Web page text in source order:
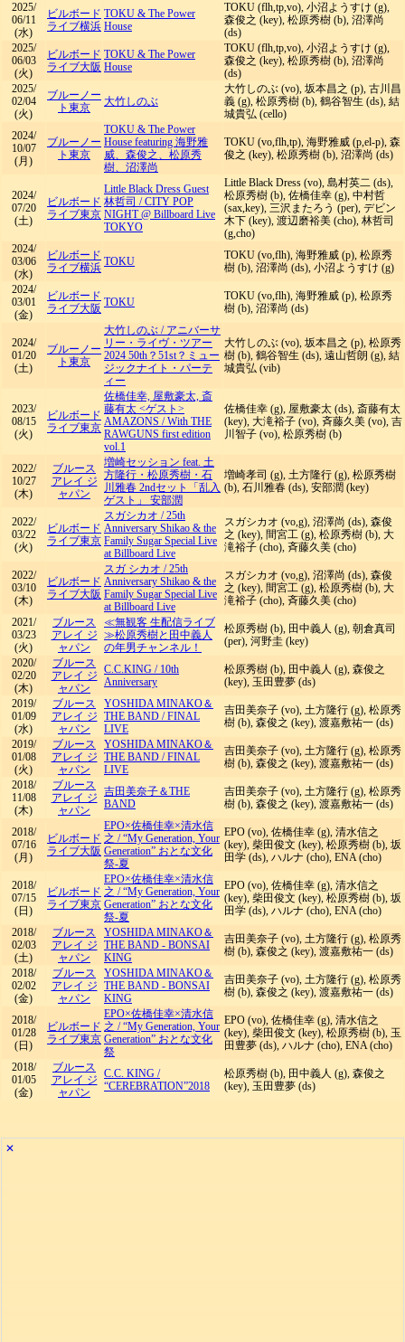
2025/
06/11
(水)
ビルボード
ライブ横浜
TOKU & The Power
House
TOKU (flh,tp,vo), 小沼ようすけ (g),
森俊之 (key), 松原秀樹 (b), 沼澤尚
(ds)
2025/
06/03
(火)
ビルボード
ライブ大阪
TOKU & The Power
House
TOKU (flh,tp,vo), 小沼ようすけ (g),
森俊之 (key), 松原秀樹 (b), 沼澤尚
(ds)
2025/
02/04
(火)
ブルーノー
ト東京
大竹しのぶ
大竹しのぶ (vo), 坂本昌之 (p), 古川昌
義 (g), 松原秀樹 (b), 鶴谷智生 (ds), 結
城貴弘 (cello)
2024/
10/07
(月)
ブルーノー
ト東京
TOKU & The Power
House featuring 海野雅
威、森俊之、松原秀
樹、沼澤尚
TOKU (vo,flh,tp), 海野雅威 (p,el-p), 森
俊之 (key), 松原秀樹 (b), 沼澤尚 (ds)
2024/
07/20
(土)
ビルボード
ライブ東京
Little Black Dress Guest
林哲司 /CITY POP
NIGHT @ Billboard Live
TOKYO
Little Black Dress (vo), 島村英二 (ds),
松原秀樹 (b), 佐橋佳幸 (g), 中村哲
(sax,key), 三沢またろう (per), デビン
木下 (key), 渡辺磨裕美 (cho), 林哲司
(g,cho)
2024/
03/06
(水)
ビルボード
ライブ横浜 TOKU
TOKU (vo,flh), 海野雅威 (p), 松原秀
樹 (b), 沼澤尚 (ds), 小沼ようすけ (g)
2024/
03/01
(金)
ビルボード
ライブ大阪 TOKU
TOKU (vo,flh), 海野雅威 (p), 松原秀
樹 (b), 沼澤尚 (ds)
2024/
01/20
(土)
ブルーノー
ト東京
大竹しのぶ / アニバーサ
リー・ライヴ・ツアー
2024 50th？51st？ミュー
ジックナイト・パーテ
ィー
大竹しのぶ (vo), 坂本昌之 (p), 松原秀
樹 (b), 鶴谷智生 (ds), 遠山哲朗 (g), 結
城貴弘 (vib)
2023/
08/15
(火)
ビルボード
ライブ東京
佐橋佳幸, 屋敷豪太, 斎
藤有太 <ゲスト>
AMAZONS /With THE
RAWGUNS first edition
vol.1
佐橋佳幸 (g), 屋敷豪太 (ds), 斎藤有太
(key), 大滝裕子 (vo), 斉藤久美 (vo), 吉
川智子 (vo), 松原秀樹 (b)
2022/
10/27
(木)
ブルース
アレイ ジ
ャパン
増崎セッション feat. 土
方隆行・松原秀樹・石
川雅春 2ndセット「乱入
ゲスト」 安部潤
増崎孝司 (g), 土方隆行 (g), 松原秀樹
(b), 石川雅春 (ds), 安部潤 (key)
2022/
03/22
(火)
ビルボード
ライブ東京
スガシカオ /25th
Anniversary Shikao & the
Family Sugar Special Live
at Billboard Live
スガシカオ (vo,g), 沼澤尚 (ds), 森俊
之 (key), 間宮工 (g), 松原秀樹 (b), 大
滝裕子 (cho), 斉藤久美 (cho)
2022/
03/10
(木)
ビルボード
ライブ大阪
スガ シカオ /25th
Anniversary Shikao & the
Family Sugar Special Live
at Billboard Live
スガシカオ (vo,g), 沼澤尚 (ds), 森俊
之 (key), 間宮工 (g), 松原秀樹 (b), 大
滝裕子 (cho), 斉藤久美 (cho)
2021/
03/23
(火)
ブルース
アレイ ジ
ャパン
≪無観客 生配信ライブ
≫松原秀樹と田中義人
の年男チャンネル！
松原秀樹 (b), 田中義人 (g), 朝倉真司
(per), 河野圭 (key)
2020/
02/20
(木)
ブルース
アレイ ジ
ャパン
C.C.KING / 10th
Anniversary
松原秀樹 (b), 田中義人 (g), 森俊之
(key), 玉田豊夢 (ds)
2019/
01/09
(水)
ブルース
アレイ ジ
ャパン
YOSHIDA MINAKO＆
THE BAND /FINAL
LIVE
吉田美奈子 (vo), 土方隆行 (g), 松原秀
樹 (b), 森俊之 (key), 渡嘉敷祐一 (ds)
2019/
01/08
(火)
ブルース
アレイ ジ
ャパン
YOSHIDA MINAKO＆
THE BAND /FINAL
LIVE
吉田美奈子 (vo), 土方隆行 (g), 松原秀
樹 (b), 森俊之 (key), 渡嘉敷祐一 (ds)
2018/
11/08
(木)
ブルース
アレイ ジ
ャパン
吉田美奈子＆THE
BAND
吉田美奈子 (vo), 土方隆行 (g), 松原秀
樹 (b), 森俊之 (key), 渡嘉敷祐一 (ds)
2018/
07/16
(月)
ビルボード
ライブ大阪
EPO×佐橋佳幸×清水信
之 /“My Generation, Your
Generation” おとな文化
祭-夏
EPO (vo), 佐橋佳幸 (g), 清水信之
(key), 柴田俊文 (key), 松原秀樹 (b), 坂
田学 (ds), ハルナ (cho), ENA (cho)
2018/
07/15
(日)
ビルボード
ライブ東京
EPO×佐橋佳幸×清水信
之 /“My Generation, Your
Generation” おとな文化
祭-夏
EPO (vo), 佐橋佳幸 (g), 清水信之
(key), 柴田俊文 (key), 松原秀樹 (b), 坂
田学 (ds), ハルナ (cho), ENA (cho)
2018/
02/03
(土)
ブルース
アレイ ジ
ャパン
YOSHIDA MINAKO＆
THE BAND - BONSAI
KING
吉田美奈子 (vo), 土方隆行 (g), 松原秀
樹 (b), 森俊之 (key), 渡嘉敷祐一 (ds)
2018/
02/02
(金)
ブルース
アレイ ジ
ャパン
YOSHIDA MINAKO＆
THE BAND - BONSAI
KING
吉田美奈子 (vo), 土方隆行 (g), 松原秀
樹 (b), 森俊之 (key), 渡嘉敷祐一 (ds)
2018/
01/28
(日)
ビルボード
ライブ東京
EPO×佐橋佳幸×清水信
之 /“My Generation, Your
Generation” おとな文化
祭
EPO (vo), 佐橋佳幸 (g), 清水信之
(key), 柴田俊文 (key), 松原秀樹 (b), 玉
田豊夢 (ds), ハルナ (cho), ENA (cho)
2018/
01/05
(金)
ブルース
アレイ ジ
ャパン
C.C. KING /
“CEREBRATION”2018
松原秀樹 (b), 田中義人 (g), 森俊之
(key), 玉田豊夢 (ds)
✕